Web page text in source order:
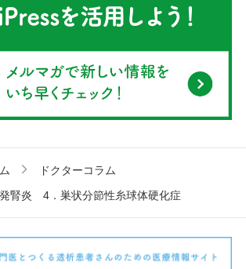
ドクターコラム
腎炎 4．巣状分節性糸球体硬化症